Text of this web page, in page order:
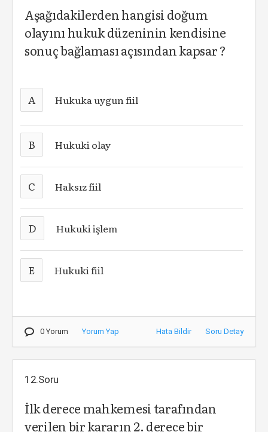
Aşağıdakilerden hangisi doğum
olayını hukuk düzeninin kendisine
sonuç bağlaması açısından kapsar ?
A Hukuka uygun fiil
B Hukuki olay
C Haksız fiil
D Hukuki işlem
E Hukuki fiil
0 Yorum Yorum Yap Hata Bildir Soru Detay
12.Soru
İlk derece mahkemesi tarafından
verilen bir kararın 2. derece bir